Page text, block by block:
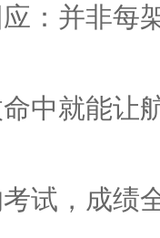
：并非每
中就能让
试，成绩